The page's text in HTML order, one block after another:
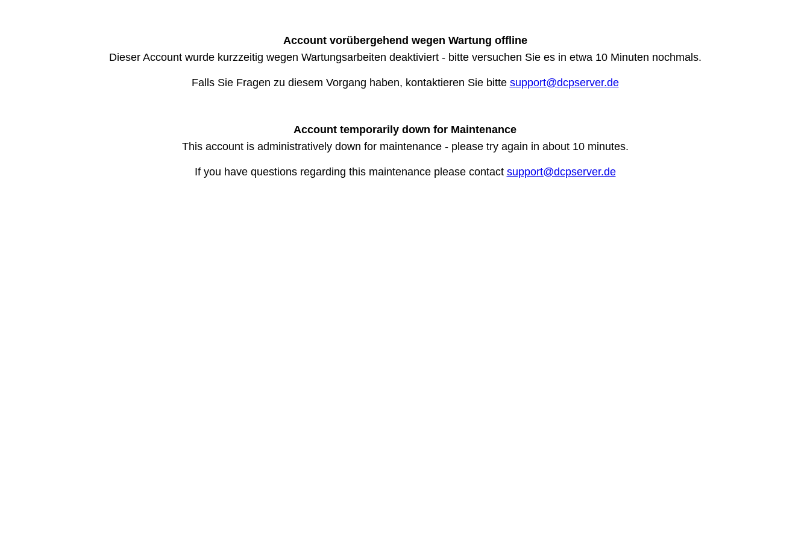
Account vorübergehend wegen Wartung offline
Dieser Account wurde kurzzeitig wegen Wartungsarbeiten deaktiviert - bitte versuchen Sie es in etwa 10 Minuten nochmals.
Falls Sie Fragen zu diesem Vorgang haben, kontaktieren Sie bitte support@dcpserver.de
Account temporarily down for Maintenance
This account is administratively down for maintenance - please try again in about 10 minutes.
If you have questions regarding this maintenance please contact support@dcpserver.de